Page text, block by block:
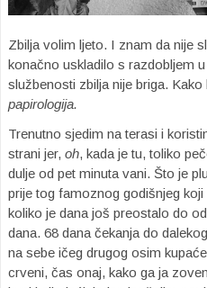
Zbilja volim ljeto. I znam da nije
konačno uskladilo s razdobljem
službenosti zbilja nije briga. Kako
papirologija.
Trenutno sjedim na terasi i
strani jer, oh, kada je tu, toliko
dulje od pet minuta vani. Što je
prije tog famoznog godišnjeg
koliko je dana još preostalo do
dana. 68 dana čekanja do
na sebe ičeg drugog osim
crveni, čas onaj, kako ga ja